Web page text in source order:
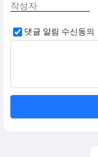
댓글 알림 수신동의